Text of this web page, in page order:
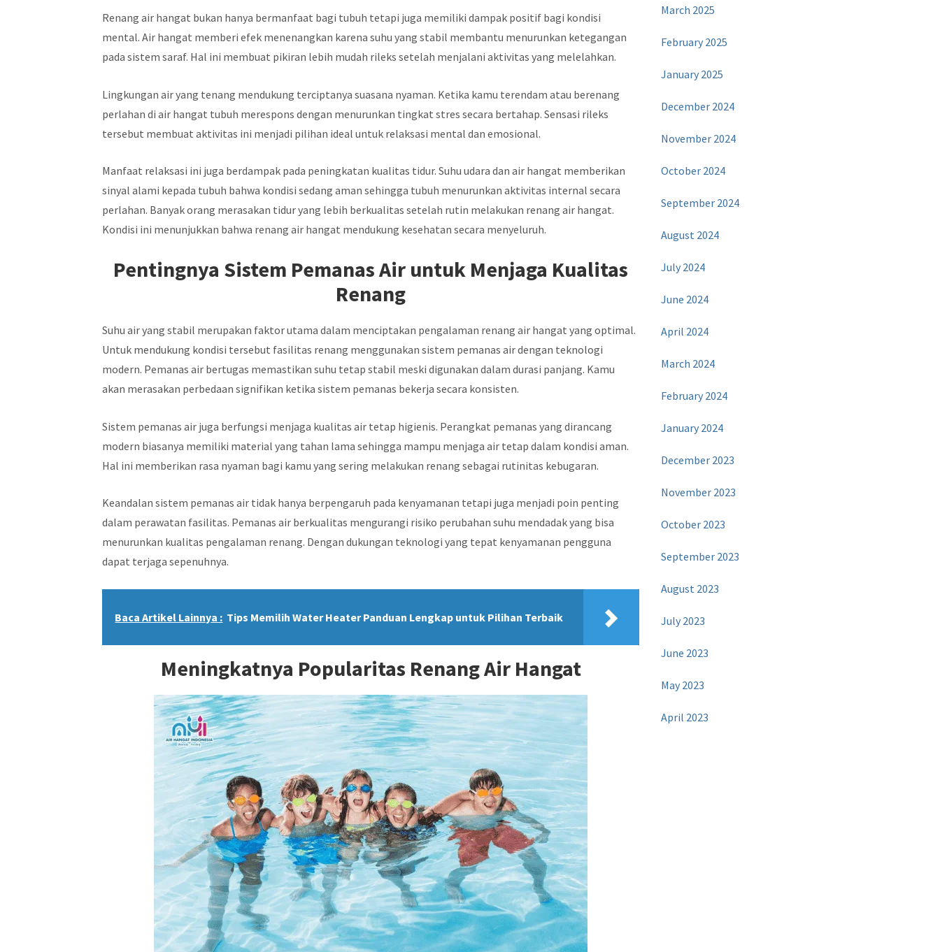
Renang air hangat bukan hanya bermanfaat bagi tubuh tetapi juga memiliki dampak positif bagi kondisi
mental. Air hangat memberi efek menenangkan karena suhu yang stabil membantu menurunkan ketegangan
pada sistem saraf. Hal ini membuat pikiran lebih mudah rileks setelah menjalani aktivitas yang melelahkan.
Lingkungan air yang tenang mendukung terciptanya suasana nyaman. Ketika kamu terendam atau berenang
perlahan di air hangat tubuh merespons dengan menurunkan tingkat stres secara bertahap. Sensasi rileks
tersebut membuat aktivitas ini menjadi pilihan ideal untuk relaksasi mental dan emosional.
Manfaat relaksasi ini juga berdampak pada peningkatan kualitas tidur. Suhu udara dan air hangat memberikan
sinyal alami kepada tubuh bahwa kondisi sedang aman sehingga tubuh menurunkan aktivitas internal secara
perlahan. Banyak orang merasakan tidur yang lebih berkualitas setelah rutin melakukan renang air hangat.
Kondisi ini menunjukkan bahwa renang air hangat mendukung kesehatan secara menyeluruh.
Pentingnya Sistem Pemanas Air untuk Menjaga Kualitas
Renang
Suhu air yang stabil merupakan faktor utama dalam menciptakan pengalaman renang air hangat yang optimal.
Untuk mendukung kondisi tersebut fasilitas renang menggunakan sistem pemanas air dengan teknologi
modern. Pemanas air bertugas memastikan suhu tetap stabil meski digunakan dalam durasi panjang. Kamu
akan merasakan perbedaan signifikan ketika sistem pemanas bekerja secara konsisten.
Sistem pemanas air juga berfungsi menjaga kualitas air tetap higienis. Perangkat pemanas yang dirancang
modern biasanya memiliki material yang tahan lama sehingga mampu menjaga air tetap dalam kondisi aman.
Hal ini memberikan rasa nyaman bagi kamu yang sering melakukan renang sebagai rutinitas kebugaran.
Keandalan sistem pemanas air tidak hanya berpengaruh pada kenyamanan tetapi juga menjadi poin penting
dalam perawatan fasilitas. Pemanas air berkualitas mengurangi risiko perubahan suhu mendadak yang bisa
menurunkan kualitas pengalaman renang. Dengan dukungan teknologi yang tepat kenyamanan pengguna
dapat terjaga sepenuhnya.
Baca Artikel Lainnya : Tips Memilih Water Heater Panduan Lengkap untuk Pilihan Terbaik
Meningkatnya Popularitas Renang Air Hangat
March 2025
February 2025
January 2025
December 2024
November 2024
October 2024
September 2024
August 2024
July 2024
June 2024
April 2024
March 2024
February 2024
January 2024
December 2023
November 2023
October 2023
September 2023
August 2023
July 2023
June 2023
May 2023
April 2023